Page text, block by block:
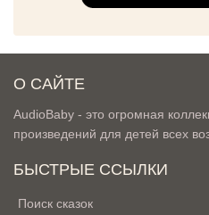
О САЙТЕ
AudioBaby - это огромная
произведений для детей всех
БЫСТРЫЕ ССЫЛКИ
Поиск сказок